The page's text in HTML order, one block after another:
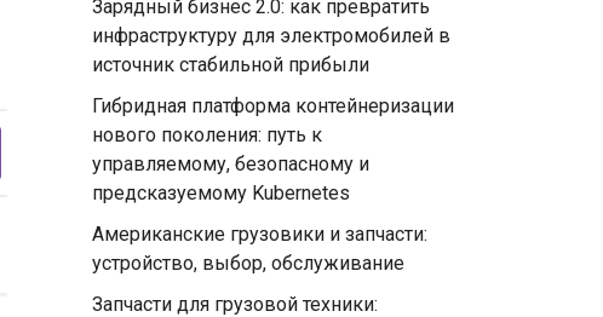
Зарядный бизнес 2.0: как превратить
инфраструктуру для электромобилей в
источник стабильной прибыли
Гибридная платформа контейнеризации
нового поколения: путь к
управляемому, безопасному и
предсказуемому Kubernetes
Американские грузовики и запчасти:
устройство, выбор, обслуживание
Запчасти для грузовой техники: